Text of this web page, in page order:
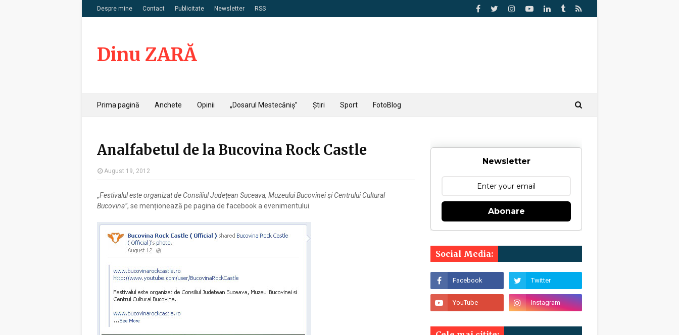
Despre mine Contact Publicitate Newsletter RSS
Dinu ZARĂ
Prima pagină Anchete Opinii „Dosarul Mestecăniș” Știri Sport FotoBlog
Analfabetul de la Bucovina Rock Castle
August 19, 2012
„Festivalul este organizat de Consiliul Judeţean Suceava, Muzeului Bucovinei şi Centrului Cultural
Bucovina”, se menționează pe pagina de facebook a evenimentului.
Newsletter
Abonare
Social Media: